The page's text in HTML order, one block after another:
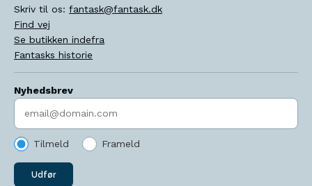
Skriv til os: fantask@fantask.dk
Find vej
Se butikken indefra
Fantasks historie
Nyhedsbrev
Indtast søgeord
Tilmeld Frameld
Udfør